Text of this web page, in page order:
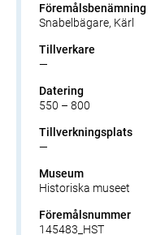
Föremålsbenämning
Snabelbägare, Kärl
Tillverkare
—
Datering
550 – 800
Tillverkningsplats
—
Museum
Historiska museet
Föremålsnummer
145483_HST